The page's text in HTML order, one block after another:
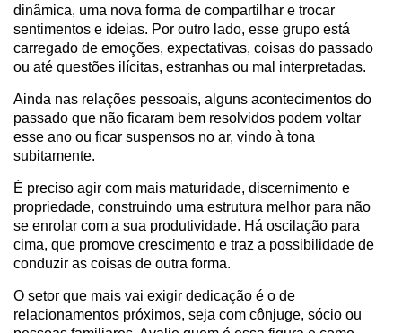
dinâmica, uma nova forma de compartilhar e trocar
sentimentos e ideias. Por outro lado, esse grupo está
carregado de emoções, expectativas, coisas do passado
ou até questões ilícitas, estranhas ou mal interpretadas.
Ainda nas relações pessoais, alguns acontecimentos do
passado que não ficaram bem resolvidos podem voltar
esse ano ou ficar suspensos no ar, vindo à tona
subitamente.
É preciso agir com mais maturidade, discernimento e
propriedade, construindo uma estrutura melhor para não
se enrolar com a sua produtividade. Há oscilação para
cima, que promove crescimento e traz a possibilidade de
conduzir as coisas de outra forma.
O setor que mais vai exigir dedicação é o de
relacionamentos próximos, seja com cônjuge, sócio ou